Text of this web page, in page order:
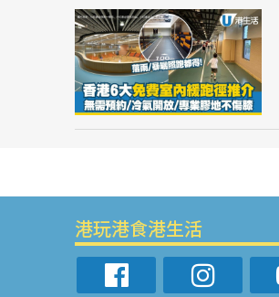
港玩港食港生活